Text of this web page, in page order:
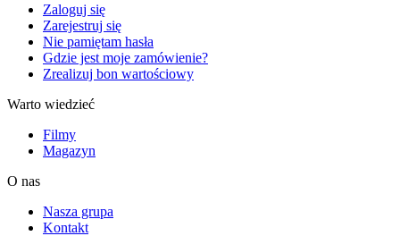
Zaloguj się
Zarejestruj się
Nie pamiętam hasła
Gdzie jest moje zamówienie?
Zrealizuj bon wartościowy
Warto wiedzieć
Filmy
Magazyn
O nas
Nasza grupa
Kontakt